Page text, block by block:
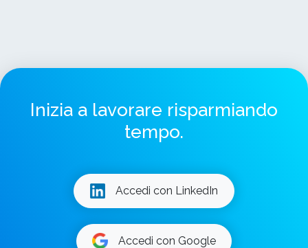
Inizia a lavorare risparmiando
tempo.
Accedi con LinkedIn
Accedi con Google